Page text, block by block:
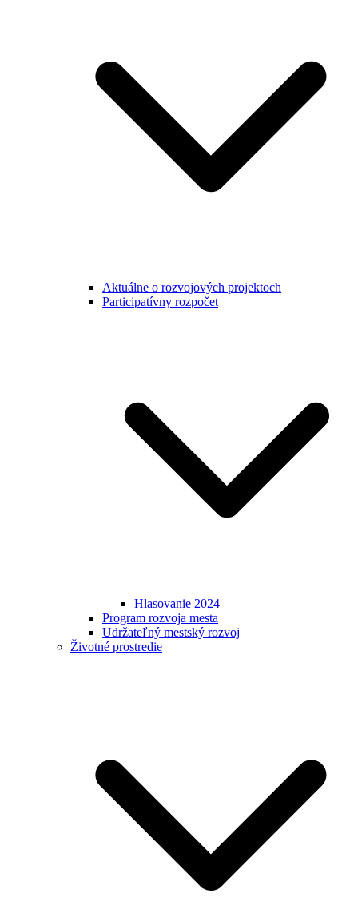
Aktuálne o rozvojových projektoch
Participatívny rozpočet
Hlasovanie 2024
Program rozvoja mesta
Udržateľný mestský rozvoj
Životné prostredie